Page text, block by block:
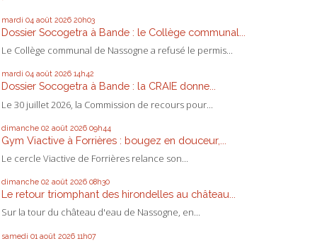
mardi 04 août 2026 20h03
Dossier Socogetra à Bande : le Collège communal...
Le Collège communal de Nassogne a refusé le permis...
mardi 04 août 2026 14h42
Dossier Socogetra à Bande : la CRAIE donne...
Le 30 juillet 2026, la Commission de recours pour...
dimanche 02 août 2026 09h44
Gym Viactive à Forrières : bougez en douceur,...
Le cercle Viactive de Forrières relance son...
dimanche 02 août 2026 08h30
Le retour triomphant des hirondelles au château...
Sur la tour du château d'eau de Nassogne, en...
samedi 01 août 2026 11h07